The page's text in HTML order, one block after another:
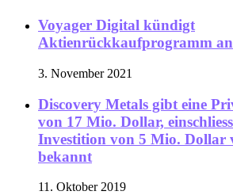
Voyager Digital kündigt
Aktienrückkaufprogramm an
3. November 2021
Discovery Metals gibt eine
von 17 Mio. Dollar,
Investition von 5 Mio. Dollar
bekannt
11. Oktober 2019